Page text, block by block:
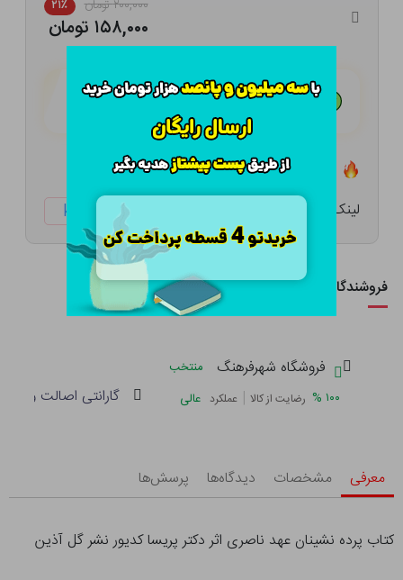
۲۰۰,۰۰۰ تومان ۲۱٪
۱۵۸,۰۰۰ تومان
هـر قسط با تــرب‌پــی:۳۹,۵۰۰ تومان
لینک کوتاه: ketabtala.com/sbp-41528
فروشندگان این کالا
فروشگاه شهرفرهنگ
منتخب
۱۰۰ % رضایت از کالا | عملکرد عالی گارانتی اصالت و
معرفی مشخصات دیدگاه‌ها پرسش‌ها
کتاب پرده نشینان عهد ناصری اثر دکتر پریسا کدیور نشر گل آذین